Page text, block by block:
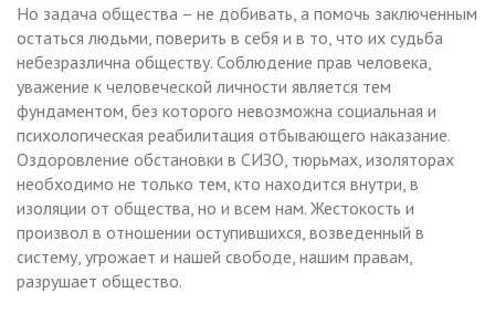
Но задача общества – не добивать, а помочь заключенным
остаться людьми, поверить в себя и в то, что их судьба
небезразлична обществу. Соблюдение прав человека,
уважение к человеческой личности является тем
фундаментом, без которого невозможна социальная и
психологическая реабилитация отбывающего наказание.
Оздоровление обстановки в СИЗО, тюрьмах, изоляторах
необходимо не только тем, кто находится внутри, в
изоляции от общества, но и всем нам. Жестокость и
произвол в отношении оступившихся, возведенный в
систему, угрожает и нашей свободе, нашим правам,
разрушает общество.